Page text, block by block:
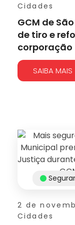
Cidades
GCM de
de tiro e
corporação
SAIBA MAIS
2 de
Cidades